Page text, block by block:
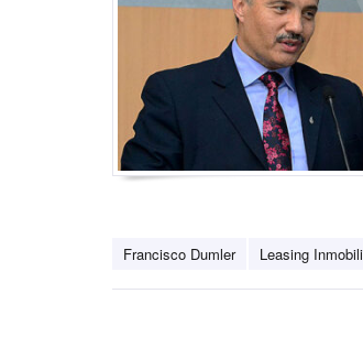
Francisco Dumler Leasing